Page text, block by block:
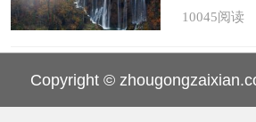
10045阅读
Copyright ©